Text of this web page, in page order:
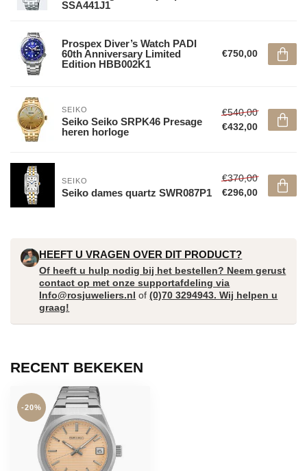
SSA441J1
Prospex Diver’s Watch PADI
60th Anniversary Limited
Edition HBB002K1
€750,00
SEIKO
Seiko Seiko SRPK46 Presage
heren horloge
€540,00
€432,00
SEIKO
Seiko dames quartz SWR087P1
€370,00
€296,00
HEEFT U VRAGEN OVER DIT PRODUCT?
Of heeft u hulp nodig bij het bestellen? Neem gerust
contact op met onze supportafdeling via
Info@rosjuweliers.nl of(0)70 3294943. Wij helpen u
graag!
RECENT BEKEKEN
-20%